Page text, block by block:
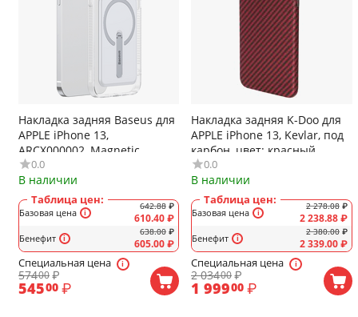
Накладка задняя Baseus для
APPLE iPhone 13,
ARCX000002, Magnetic,
поддержка Magsafe
0.0
В наличии
Таблица цен:
Базовая цена
Бенефит
642.88 ₽
610.40₽
638.00 ₽
605.00₽
Специальная цена
57400 ₽
54500 ₽
Накладка задняя K-Doo для
APPLE iPhone 13, Kevlar, под
карбон, цвет: красный
0.0
В наличии
Таблица цен:
Базовая цена
Бенефит
2 278.08 ₽
2 238.88₽
2 380.00 ₽
2 339.00₽
Специальная цена
2 03400₽
1 99900 ₽